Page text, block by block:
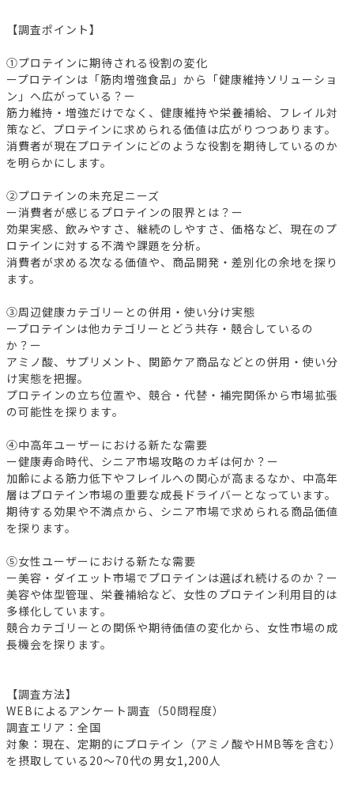
【調査ポイント】
①プロテインに期待される役割の変化
ープロテインは「筋肉増強食品」から「健康維持ソリューショ
ン」へ広がっている？ー
筋力維持・増強だけでなく、健康維持や栄養補給、フレイル対
策など、プロテインに求められる価値は広がりつつあります。
消費者が現在プロテインにどのような役割を期待しているのか
を明らかにします。
②プロテインの未充足ニーズ
ー消費者が感じるプロテインの限界とは？ー
効果実感、飲みやすさ、継続のしやすさ、価格など、現在のプ
ロテインに対する不満や課題を分析。
消費者が求める次なる価値や、商品開発・差別化の余地を探り
ます。
③周辺健康カテゴリーとの併用・使い分け実態
ープロテインは他カテゴリーとどう共存・競合しているの
か？ー
アミノ酸、サプリメント、関節ケア商品などとの併用・使い分
け実態を把握。
プロテインの立ち位置や、競合・代替・補完関係から市場拡張
の可能性を探ります。
④中高年ユーザーにおける新たな需要
ー健康寿命時代、シニア市場攻略のカギは何か？ー
加齢による筋力低下やフレイルへの関心が高まるなか、中高年
層はプロテイン市場の重要な成長ドライバーとなっています。
期待する効果や不満点から、シニア市場で求められる商品価値
を探ります。
⑤女性ユーザーにおける新たな需要
ー美容・ダイエット市場でプロテインは選ばれ続けるのか？ー
美容や体型管理、栄養補給など、女性のプロテイン利用目的は
多様化しています。
競合カテゴリーとの関係や期待価値の変化から、女性市場の成
長機会を探ります。
【調査方法】
WEBによるアンケート調査（50問程度）
調査エリア：全国
対象：現在、定期的にプロテイン（アミノ酸やHMB等を含む）
を摂取している20～70代の男女1,200人